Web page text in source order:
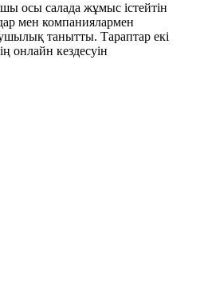
осы салада жұмыс істейтін
мен компаниялармен
танытты. Тараптар екі
онлайн кездесуін